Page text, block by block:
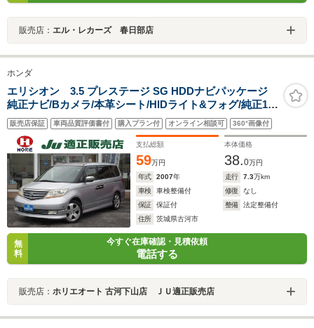
販売店： エル・レカーズ 春日部店
ホンダ
エリシオン 3.5 プレステージ SG HDDナビパッケージ
純正ナビ/Bカメラ/本革シート/HIDライト&フォグ/純正18
アルミ/クルコン/両側電動ドア/電動シート/純正18アルミ/
音楽録音/スマートキー/スイッチ付革巻ハンドル/3
列/DVD/録音
販売店保証 車両品質評価書付 購入プラン付 オンライン相談可 360°画像付
支払総額
59万円
本体価格
38.0万円
年式
2007年 走行 7.3万km
車検
車検整備付 修復
なし
保証
保証付 整備
法定整備付
住所
茨城県古河市
無
料
今すぐ在庫確認・見積依頼
電話する
販売店： ホリエオート 古河下山店 ＪＵ適正販売店